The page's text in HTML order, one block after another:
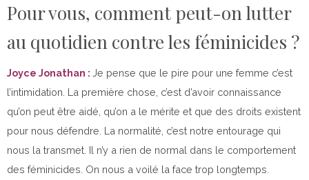
Pour vous, comment peut-on lutter
au quotidien contre les féminicides ?
Joyce Jonathan : Je pense que le pire pour une femme c’est
l’intimidation. La première chose, c’est d’avoir connaissance
qu’on peut être aidé, qu’on a le mérite et que des droits existent
pour nous défendre. La normalité, c’est notre entourage qui
nous la transmet. Il n’y a rien de normal dans le comportement
des féminicides. On nous a voilé la face trop longtemps.